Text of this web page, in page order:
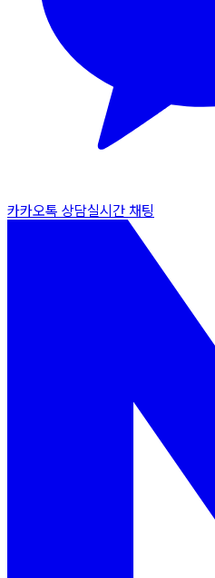
카카오톡 상담실시간 채팅